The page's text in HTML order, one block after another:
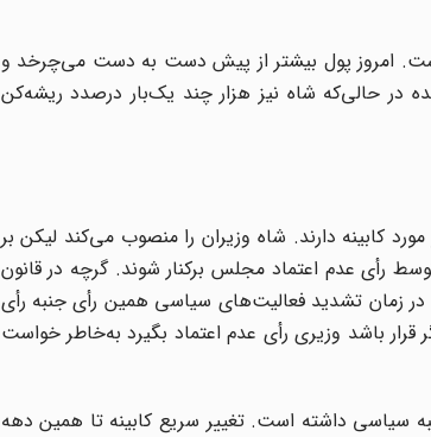
است. امروز پول بیشتر از پیش دست به دست می‌چرخد و
در حالی‌که شاه نیز هزار چند یک‌بار درصدد ریشه‌کن
کابینه دارند. شاه وزیران را منصوب می‌کند لیکن بر
رأی عدم اعتماد مجلس برکنار شوند. گرچه در قانون
زمان تشدید فعالیت‌های سیاسی همین رأی جنبه رأی
باشد وزیری رأی عدم اعتماد بگیرد به‌خاطر خواست
سیاسی داشته است. تغییر سریع کابینه تا همین دهه